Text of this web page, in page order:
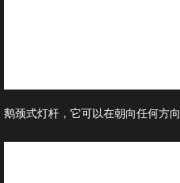
鹅颈式灯杆，它可以在朝向任何方向